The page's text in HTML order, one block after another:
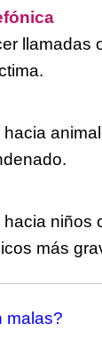
llamadas
niños
más
malas?